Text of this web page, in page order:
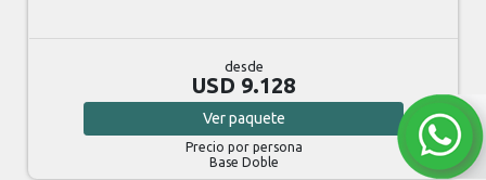
desde
USD 9.128
Verpaquete
Precio por persona
Base Doble